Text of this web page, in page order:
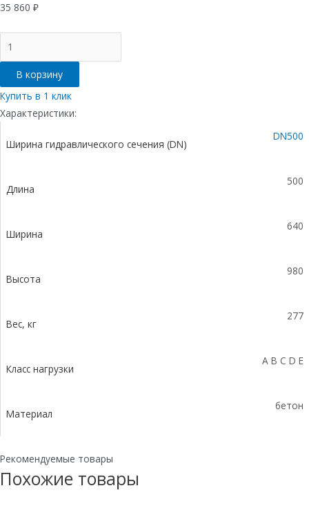
35 860 ₽
товара
Пескоулавливающий
колодец
бетонный
(СО-500мм),
односекционный,
чугунной
50.64
В корзину
Купить в 1 клик
Характеристики:
Ширина гидравлического сечения (DN)
DN500
Длина
500
Ширина
640
Высота
980
Вес, кг
277
Класс нагрузки
A B C D E
Материал
бетон
Рекомендуемые товары
Похожие товары